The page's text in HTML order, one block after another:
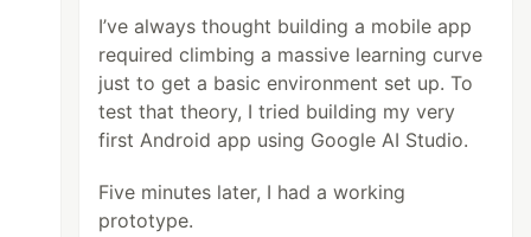
I’ve always thought building a mobile app
required climbing a massive learning curve
just to get a basic environment set up. To
test that theory, I tried building my very
first Android app using Google AI Studio.
Five minutes later, I had a working
prototype.